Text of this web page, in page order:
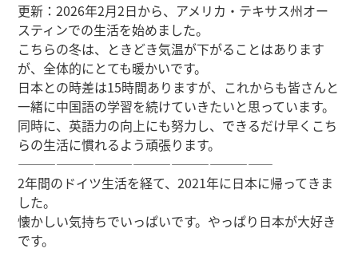
更新：2026年2月2日から、アメリカ・テキサス州オー
スティンでの生活を始めました。
こちらの冬は、ときどき気温が下がることはあります
が、全体的にとても暖かいです。
日本との時差は15時間ありますが、これからも皆さんと
一緒に中国語の学習を続けていきたいと思っています。
同時に、英語力の向上にも努力し、できるだけ早くこち
らの生活に慣れるよう頑張ります。
————————————————————
2年間のドイツ生活を経て、2021年に日本に帰ってきま
した。
懐かしい気持ちでいっぱいです。やっぱり日本が大好き
です。